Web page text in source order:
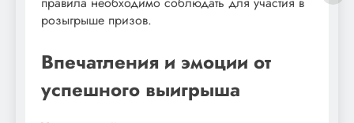
розыгрыше призов.
Впечатления и эмоции от
успешного выигрыша